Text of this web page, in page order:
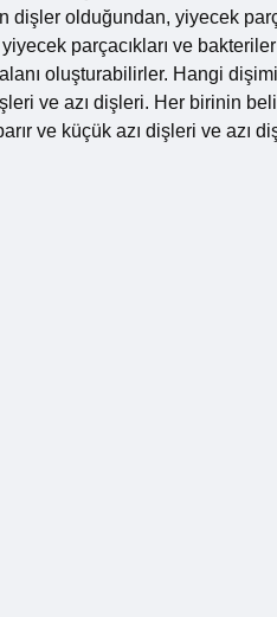
olduğundan, yiyecek
parçacıkları ve bakteriler
oluşturabilirler. Hangi
ve azı dişleri. Her birinin
ve küçük azı dişleri ve azı